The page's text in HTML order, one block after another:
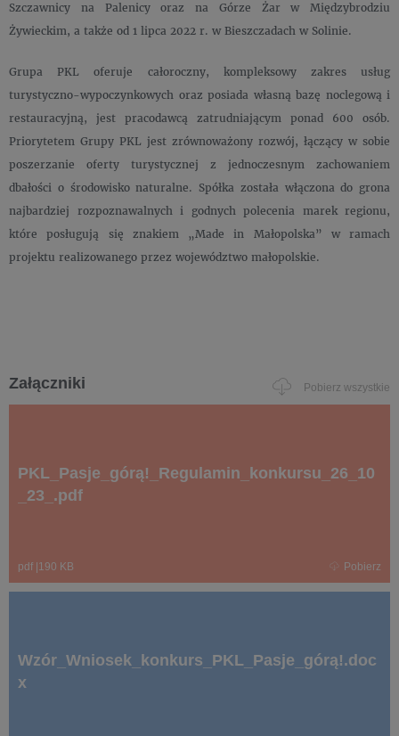
Szczawnicy na Palenicy oraz na Górze Żar w Międzybrodziu
Żywieckim, a także od 1 lipca 2022 r. w Bieszczadach w Solinie.
Grupa PKL oferuje całoroczny, kompleksowy zakres usług
turystyczno-wypoczynkowych oraz posiada własną bazę noclegową i
restauracyjną, jest pracodawcą zatrudniającym ponad 600 osób.
Priorytetem Grupy PKL jest zrównoważony rozwój, łączący w sobie
poszerzanie oferty turystycznej z jednoczesnym zachowaniem
dbałości o środowisko naturalne. Spółka została włączona do grona
najbardziej rozpoznawalnych i godnych polecenia marek regionu,
które posługują się znakiem „Made in Małopolska” w ramach
projektu realizowanego przez województwo małopolskie.
Załączniki Pobierz wszystkie
PKL_Pasje_górą!_Regulamin_konkursu_26_10
_23_.pdf
pdf 190 KB Pobierz
Wzór_Wniosek_konkurs_PKL_Pasje_górą!.doc
x